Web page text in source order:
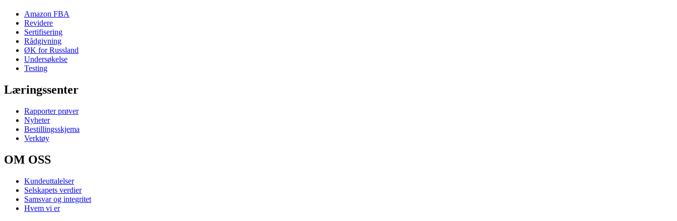
Amazon FBA
Revidere
Sertifisering
Rådgivning
ØK for Russland
Undersøkelse
Testing
Læringssenter
Rapporter prøver
Nyheter
Bestillingsskjema
Verktøy
OM OSS
Kundeuttalelser
Selskapets verdier
Samsvar og integritet
Hvem vi er